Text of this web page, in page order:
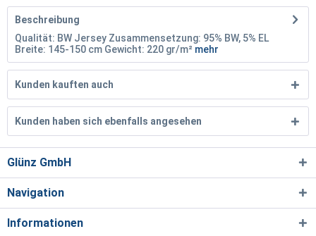
Beschreibung
Qualität: BW Jersey Zusammensetzung: 95% BW, 5% EL
Breite: 145-150 cm Gewicht: 220 gr/m² mehr
Kunden kauften auch
Kunden haben sich ebenfalls angesehen
Glünz GmbH
Navigation
Informationen